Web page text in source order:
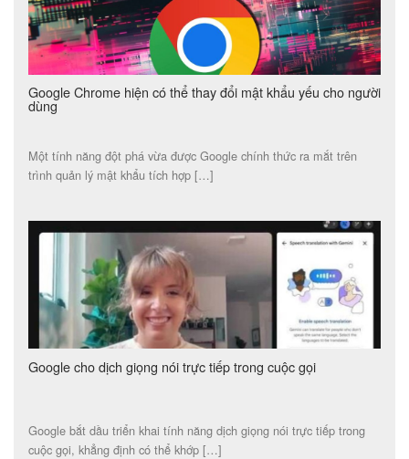
Google Chrome hiện có thể thay đổi mật khẩu yếu cho người
dùng
Một tính năng đột phá vừa được Google chính thức ra mắt trên
trình quản lý mật khẩu tích hợp […]
Google cho dịch giọng nói trực tiếp trong cuộc gọi
Google bắt dầu triển khai tính năng dịch giọng nói trực tiếp trong
cuộc gọi, khẳng định có thể khớp […]